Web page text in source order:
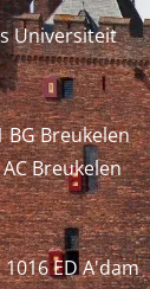
Universiteit
BG Breukelen
Breukelen
ED A'dam